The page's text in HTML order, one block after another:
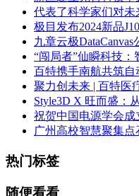
代表了科学家们对
极目发布2024新品
九章云极
“闯局者”仙瞬科技：
百特携手南航共筑
聚力创未来 | 百特医
Style3D X 旺而盛：
祝贺中国电源学会
广州高校智慧聚集
热门标签
随便看看